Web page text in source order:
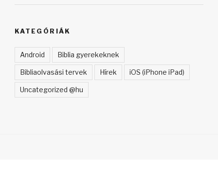
KATEGÓRIÁK
Android Biblia gyerekeknek
Bibliaolvasási tervek Hírek iOS (iPhone iPad)
Uncategorized @hu